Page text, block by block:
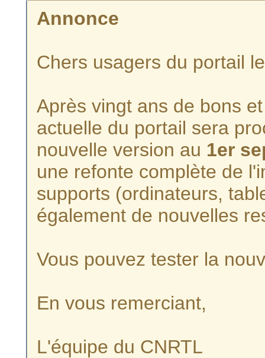
Annonce
Chers usagers du portail
Après vingt ans de bons
actuelle du portail sera
nouvelle version au 1er
une refonte complète de
supports (ordinateurs,
également de nouvelles
Vous pouvez tester la
En vous remerciant,
L'équipe du CNRTL